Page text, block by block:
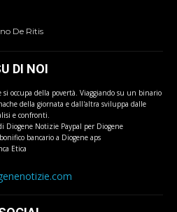
De Ritis
DI NOI
occupa della povertà. Viaggiando su un binario
della giornata e dall'altra sviluppa dalle
e confronti.
Notizie Paypal per Diogene
bancario a Diogene aps
Etica